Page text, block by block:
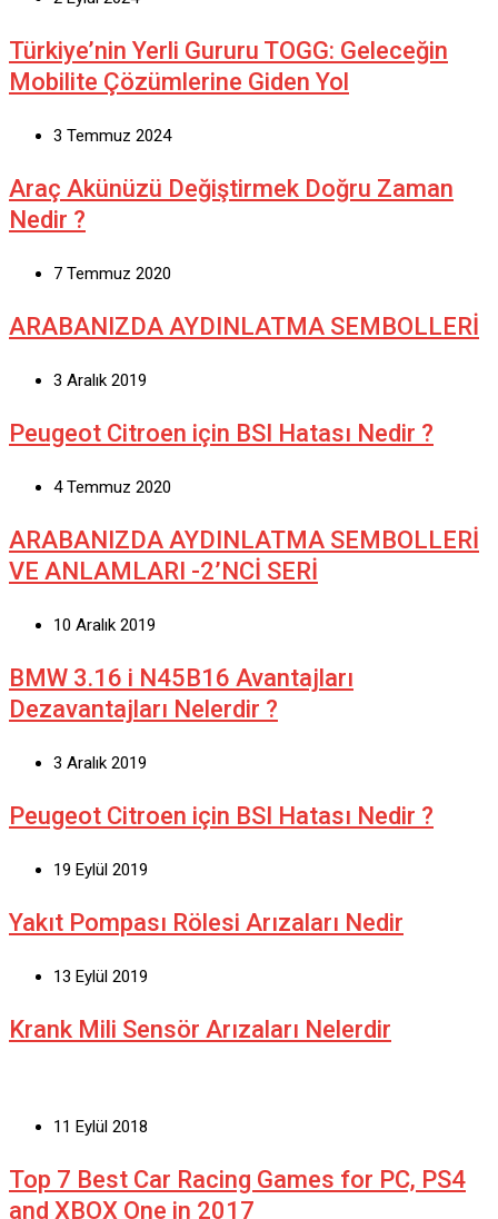
Türkiye’nin Yerli Gururu TOGG: Geleceğin
Mobilite Çözümlerine Giden Yol
3 Temmuz 2024
Araç Akünüzü Değiştirmek Doğru Zaman
Nedir ?
7 Temmuz 2020
ARABANIZDA AYDINLATMA SEMBOLLERİ
3 Aralık 2019
Peugeot Citroen için BSI Hatası Nedir ?
4 Temmuz 2020
ARABANIZDA AYDINLATMA SEMBOLLERİ
VE ANLAMLARI -2’NCİ SERİ
10 Aralık 2019
BMW 3.16 i N45B16 Avantajları
Dezavantajları Nelerdir ?
3 Aralık 2019
Peugeot Citroen için BSI Hatası Nedir ?
19 Eylül 2019
Yakıt Pompası Rölesi Arızaları Nedir
13 Eylül 2019
Krank Mili Sensör Arızaları Nelerdir
11 Eylül 2018
Top 7 Best Car Racing Games for PC, PS4
and XBOX One in 2017